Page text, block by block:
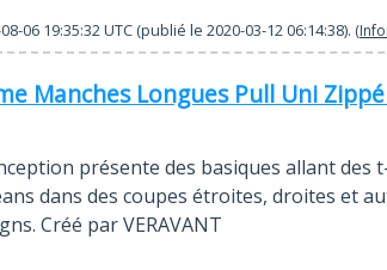
06 19:35:32UTC (publié le 2020-03-12 06:14:38).
Manches Longues Pull Uni
présente des basiques allant des
dans des coupes étroites, droites et
Créé par VERAVANT